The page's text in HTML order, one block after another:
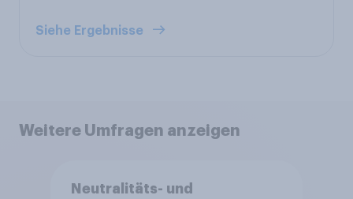
Siehe Ergebnisse
Weitere Umfragen anzeigen
Neutralitäts- und